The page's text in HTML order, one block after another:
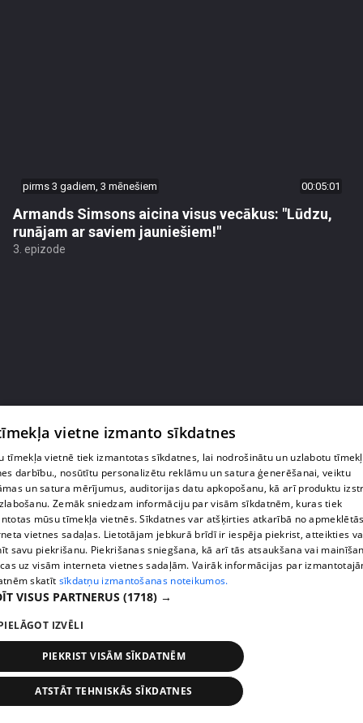
pirms 3 gadiem, 3 mēnešiem 00:05:01
Armands Simsons aicina visus vecākus: "Lūdzu,
runājam ar saviem jauniešiem!"
3. epizode
pirms 3 gadiem, 3 mēnešiem 00:05:27
Viens par sešiem – Armands Simsons atklāj, ko
prasa rūpes par tik lielu ģimeni
3. epizode
vietne izmanto sīkdatnes
tīmekļa vietnē tiek izmantotas sīkdatnes, lai nodrošinātu un uzlabotu
darbību., nosūtītu personalizētu reklāmu un satura ģenerēšanai, veiktu
un satura mērījumus, auditorijas datu apkopošanu, kā arī produktu
Zemāk sniedzam informāciju par visām sīkdatnēm, kuras tiek
mūsu tīmekļa vietnēs. Sīkdatnes var atšķirties atkarībā no
vietnes sadaļas. Lietotājam jebkurā brīdī ir iespēja piekrist, atteikties
savu piekrišanu. Piekrišanas sniegšana, kā arī tās atsaukšana vai
uz visām interneta vietnes sadaļām. Vairāk informācijas par
skatīt sīkdatņu izmantošanas noteikumos.
VISUS PARTNERUS (1718) →
IZVĒLI
PIEKRIST VISĀM SĪKDATNĒM
ATSTĀT TEHNISKĀS SĪKDATNES